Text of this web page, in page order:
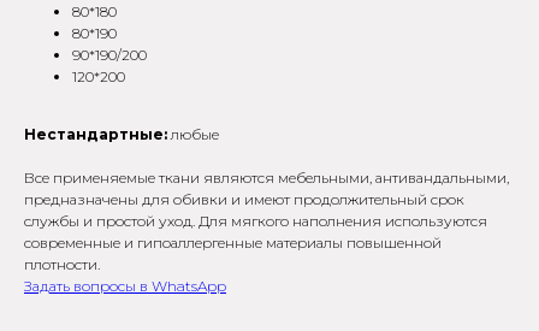
80*180
80*190
90*190/200
120*200
Нестандартные: любые
Все применяемые ткани являются мебельными, антивандальными,
предназначены для обивки и имеют продолжительный срок
службы и простой уход. Для мягкого наполнения используются
современные и гипоаллергенные материалы повышенной
плотности.
Задать вопросы в WhatsApp
*Подробности у менджера
Задать вопросы в WhatsApp